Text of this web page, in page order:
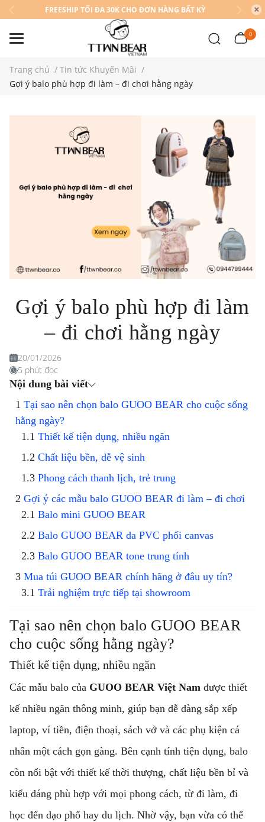
FREESHIP TỐI ĐA 30K CHO ĐƠN HÀNG BẤT KỲ
0
Trang chủ / Tin tức Khuyến Mãi /
Gợi ý balo phù hợp đi làm – đi chơi hằng ngày
Gợi ý balo phù hợp đi làm
– đi chơi hằng ngày
20/01/2026
5 phút đọc
Nội dung bài viết
Tại sao nên chọn balo GUOO BEAR cho cuộc sống
hằng ngày?
Thiết kế tiện dụng, nhiều ngăn
Chất liệu bền, dễ vệ sinh
Phong cách thanh lịch, trẻ trung
Gợi ý các mẫu balo GUOO BEAR đi làm – đi chơi
Balo mini GUOO BEAR
Balo GUOO BEAR da PVC phối canvas
Balo GUOO BEAR tone trung tính
Mua túi GUOO BEAR chính hãng ở đâu uy tín?
Trải nghiệm trực tiếp tại showroom
Tại sao nên chọn balo GUOO BEAR
cho cuộc sống hằng ngày?
Thiết kế tiện dụng, nhiều ngăn
Các mẫu balo của GUOO BEAR Việt Nam được thiết
kế nhiều ngăn thông minh, giúp bạn dễ dàng sắp xếp
laptop, ví tiền, điện thoại, sách vở và các phụ kiện cá
nhân một cách gọn gàng. Bên cạnh tính tiện dụng, balo
còn nổi bật với thiết kế thời thượng, chất liệu bền bỉ và
kiểu dáng phù hợp với mọi phong cách, từ đi làm, đi
học đến dạo phố hay du lịch. Nhờ vậy, bạn vừa có thể